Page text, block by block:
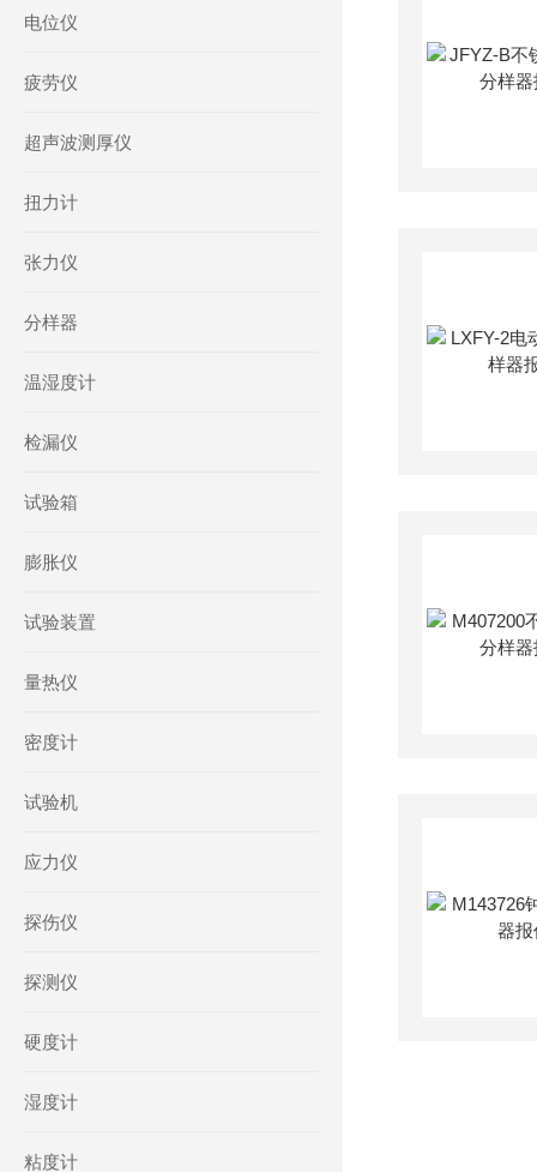
电位仪
疲劳仪
超声波测厚仪
扭力计
张力仪
分样器
温湿度计
检漏仪
试验箱
膨胀仪
试验装置
量热仪
密度计
试验机
应力仪
探伤仪
探测仪
硬度计
湿度计
粘度计